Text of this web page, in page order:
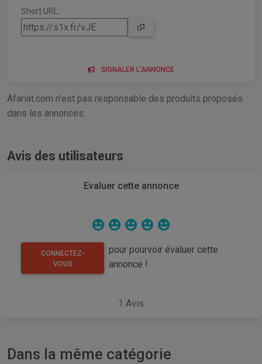
Short URL:
SIGNALER L'ANNONCE
Afariat.com n'est pas responsable des produits proposés
dans les annonces.
Avis des utilisateurs
Evaluer cette annonce
CONNECTEZ-
VOUS
pour pourvoir évaluer cette
annonce !
1 Avis
Dans la même catégorie